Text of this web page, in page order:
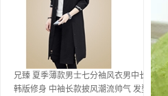
兄臻 夏季薄款男士七分袖风衣男中长款
韩版修身 中袖长款披风潮流帅气 发型